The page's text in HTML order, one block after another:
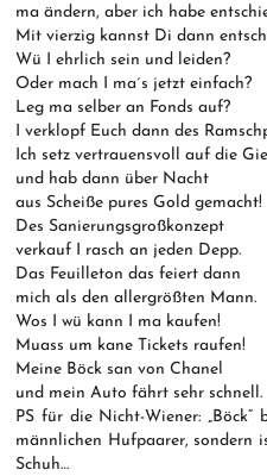
ma ändern, aber ich habe
Mit vierzig kannst Di dann
Wü I ehrlich sein und leiden?
Oder mach I ma´s jetzt einfach?
Leg ma selber an Fonds auf?
I verklopf Euch dann des
Ich setz vertrauensvoll auf die
und hab dann über Nacht
aus Scheiße pures Gold gemacht!
Des Sanierungsgroßkonzept
verkauf I rasch an jeden Depp.
Das Feuilleton das feiert dann
mich als den allergrößten Mann.
Wos I wü kann I ma kaufen!
Muass um kane Tickets raufen!
Meine Böck san von Chanel
und mein Auto fährt sehr schnell.
PS für die Nicht-Wiener: „Böck“
männlichen Hufpaarer, sondern
Schuh…